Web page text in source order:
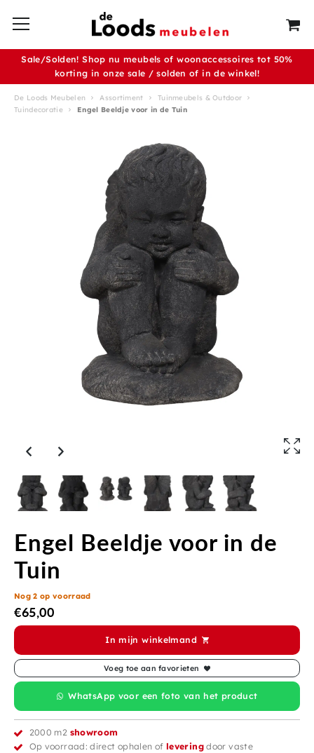
Sale/Solden! Shop nu meubels of woonaccessoires tot 50%
korting in onze sale / solden of in de winkel!
De Loods Meubelen Assortiment
Tuinmeubels & Outdoor
Tuindecoratie
Engel Beeldje voor in de Tuin
Engel Beeldje voor in de
Tuin
Nog 2 op voorraad
€65,00
In mijn winkelmand
Voeg toe aan favorieten
WhatsApp voor een foto van het product
2000 m2 showroom
Op voorraad: direct ophalen ofleveringdoor vaste